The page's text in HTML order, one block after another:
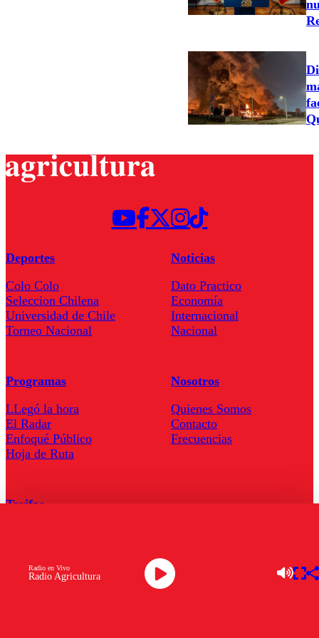
Radio Agricultura
Radio en Vivo
Deportes
Colo Colo
Seleccion Chilena
Universidad de Chile
Torneo Nacional
Noticias
Dato Practico
Economía
Internacional
Nacional
Programas
LLegó la hora
El Radar
Enfoqué Público
Hoja de Ruta
Nosotros
Quienes Somos
Contacto
Frecuencias
Tarifas